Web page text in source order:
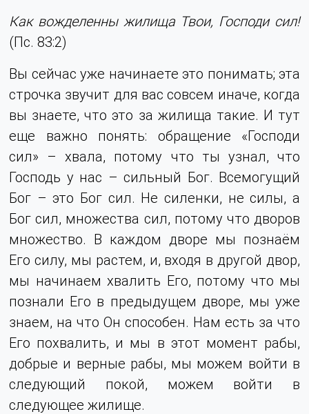
Как вожделенны жилища Твои, Господи сил!
(Пс. 83:2)
Вы сейчас уже начинаете это понимать; эта
строчка звучит для вас совсем иначе, когда
вы знаете, что это за жилища такие. И тут
еще важно понять: обращение «Господи
сил» – хвала, потому что ты узнал, что
Господь у нас – сильный Бог. Всемогущий
Бог – это Бог сил. Не силенки, не силы, а
Бог сил, множества сил, потому что дворов
множество. В каждом дворе мы познаём
Его силу, мы растем, и, входя в другой двор,
мы начинаем хвалить Его, потому что мы
познали Его в предыдущем дворе, мы уже
знаем, на что Он способен. Нам есть за что
Его похвалить, и мы в этот момент рабы,
добрые и верные рабы, мы можем войти в
следующий покой, можем войти в
следующее жилище.